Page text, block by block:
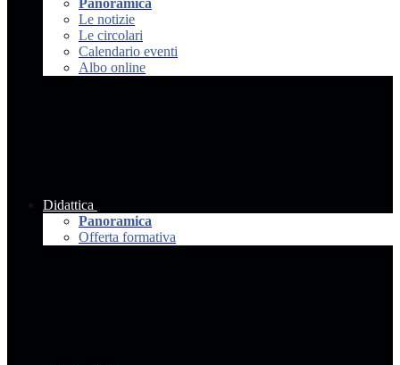
Panoramica
Le notizie
Le circolari
Calendario eventi
Albo online
Didattica
Panoramica
Offerta formativa